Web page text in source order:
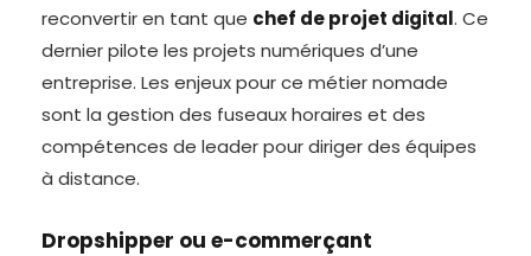
reconvertir en tant que chef de projet digital. Ce
dernier pilote les projets numériques d’une
entreprise. Les enjeux pour ce métier nomade
sont la gestion des fuseaux horaires et des
compétences de leader pour diriger des équipes
à distance.
Dropshipper ou e-commerçant